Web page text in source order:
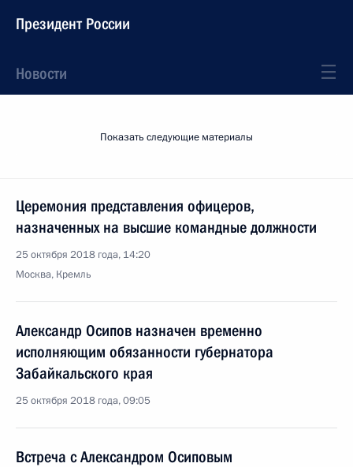
Президент России
Новости
Показать следующие материалы
Церемония представления офицеров,
назначенных на высшие командные должности
25 октября 2018 года, 14:20
Москва, Кремль
Александр Осипов назначен временно
исполняющим обязанности губернатора
Забайкальского края
25 октября 2018 года, 09:05
Встреча с Александром Осиповым